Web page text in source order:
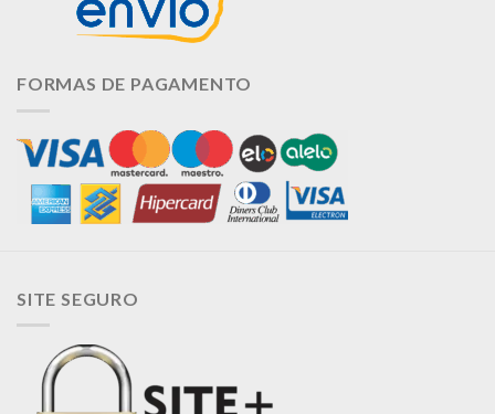
FORMAS DE PAGAMENTO
SITE SEGURO